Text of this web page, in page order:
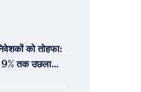
को तोहफा:
9% तक उछला